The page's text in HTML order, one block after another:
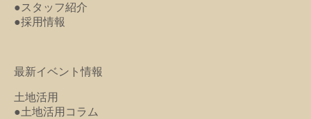
●スタッフ紹介
●採用情報
最新イベント情報
土地活用
●土地活用コラム